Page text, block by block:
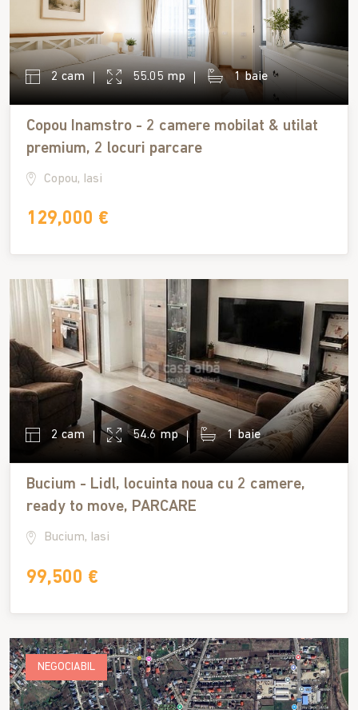
2 cam 55.05 mp 1 baie
Copou Inamstro - 2 camere mobilat & utilat
premium, 2 locuri parcare
Copou, Iasi
129,000 €
2 cam 54.6 mp 1 baie
Bucium - Lidl, locuinta noua cu 2 camere,
ready to move, PARCARE
Bucium, Iasi
99,500 €
NEGOCIABIL